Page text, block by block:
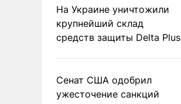
На Украине уничтожили
крупнейший склад
средств защиты Delta Plus
Сенат США одобрил
ужесточение санкций